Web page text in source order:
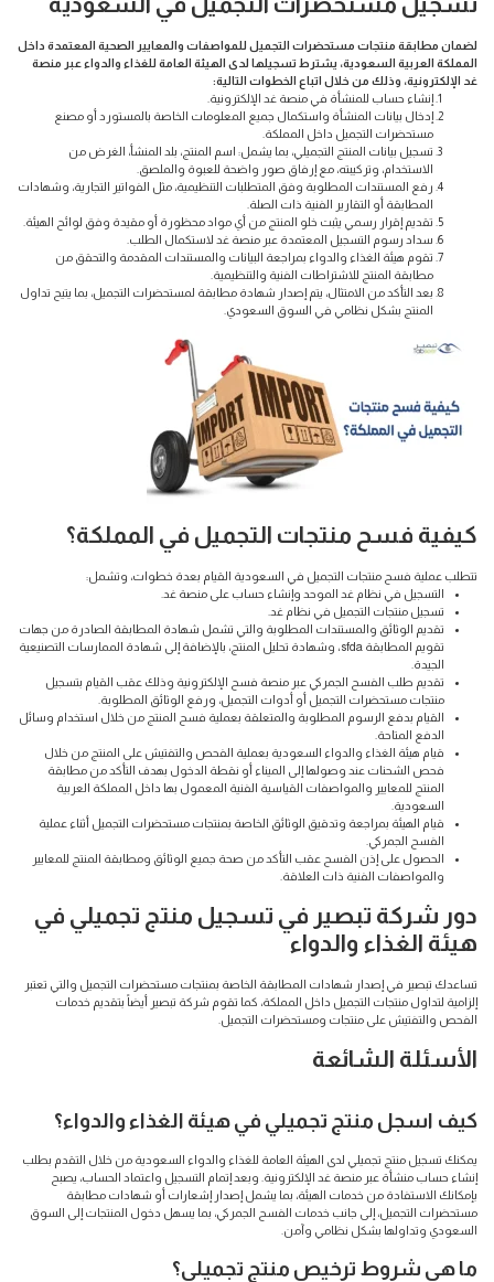
لضمان مطابقة منتجات مستحضرات التجميل للمواصفات والمعايير الصحية المعتمدة داخل
المملكة العربية السعودية، يشترط تسجيلها لدى الهيئة العامة للغذاء والدواء عبر منصة
غد الإلكترونية، وذلك من خلال اتباع الخطوات التالية:
إنشاء حساب للمنشأة في منصة غد الإلكترونية.
إدخال بيانات المنشأة واستكمال جميع المعلومات الخاصة بالمستورد أو مصنع
مستحضرات التجميل داخل المملكة.
تسجيل بيانات المنتج التجميلي، بما يشمل: اسم المنتج، بلد المنشأ، الغرض من
الاستخدام، وتركيبته، مع إرفاق صور واضحة للعبوة والملصق.
رفع المستندات المطلوبة وفق المتطلبات التنظيمية، مثل الفواتير التجارية، وشهادات
المطابقة أو التقارير الفنية ذات الصلة.
تقديم إقرار رسمي يثبت خلو المنتج من أي مواد محظورة أو مقيدة وفق لوائح الهيئة.
سداد رسوم التسجيل المعتمدة عبر منصة غد لاستكمال الطلب.
تقوم هيئة الغذاء والدواء بمراجعة البيانات والمستندات المقدمة والتحقق من
مطابقة المنتج للاشتراطات الفنية والتنظيمية.
بعد التأكد من الامتثال، يتم إصدار شهادة مطابقة لمستحضرات التجميل، بما يتيح تداول
المنتج بشكل نظامي في السوق السعودي.
كيفية فسح منتجات التجميل في المملكة؟
تتطلب عملية فسح منتجات التجميل في السعودية القيام بعدة خطوات، وتشمل:
التسجيل في نظام غد الموحد وإنشاء حساب على منصة غد.
تسجيل منتجات التجميل في نظام غد.
تقديم الوثائق والمستندات المطلوبة والتي تشمل شهادة المطابقة الصادرة من جهات
تقويم المطابقة sfda ، وشهادة تحليل المنتج، بالإضافة إلى شهادة الممارسات التصنيعية
الجيدة.
تقديم طلب الفسح الجمركي عبر منصة فسح الإلكترونية وذلك عقب القيام بتسجيل
منتجات مستحضرات التجميل أو أدوات التجميل، ورفع الوثائق المطلوبة.
القيام بدفع الرسوم المطلوبة والمتعلقة بعملية فسح المنتج من خلال استخدام وسائل
الدفع المتاحة.
قيام هيئة الغذاء والدواء السعودية بعملية الفحص والتفتيش على المنتج من خلال
فحص الشحنات عند وصولها إلى الميناء أو نقطة الدخول بهدف التأكد من مطابقة
المنتج للمعايير والمواصفات القياسية الفنية المعمول بها داخل المملكة العربية
السعودية.
قيام الهيئة بمراجعة وتدقيق الوثائق الخاصة بمنتجات مستحضرات التجميل أثناء عملية
الفسح الجمركي.
الحصول على إذن الفسح عقب التأكد من صحة جميع الوثائق ومطابقة المنتج للمعايير
والمواصفات الفنية ذات العلاقة.
دور شركة تبصير في تسجيل منتج تجميلي في
هيئة الغذاء والدواء
تساعدك تبصير في إصدار شهادات المطابقة الخاصة بمنتجات مستحضرات التجميل والتي تعتبر
إلزامية لتداول منتجات التجميل داخل المملكة، كما تقوم شركة تبصير أيضاً بتقديم خدمات
الفحص والتفتيش على منتجات ومستحضرات التجميل.
الأسئلة الشائعة
كيف اسجل منتج تجميلي في هيئة الغذاء والدواء؟
يمكنك تسجيل منتج تجميلي لدى الهيئة العامة للغذاء والدواء السعودية من خلال التقدم بطلب
إنشاء حساب منشأة عبر منصة غد الإلكترونية. وبعد إتمام التسجيل واعتماد الحساب، يصبح
بإمكانك الاستفادة من خدمات الهيئة، بما يشمل إصدار إشعارات أو شهادات مطابقة
مستحضرات التجميل، إلى جانب خدمات الفسح الجمركي، بما يسهل دخول المنتجات إلى السوق
السعودي وتداولها بشكل نظامي وآمن.
ما هي شروط ترخيص منتج تجميلي؟